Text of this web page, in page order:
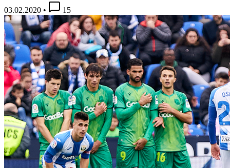
03.02.2020 • 15